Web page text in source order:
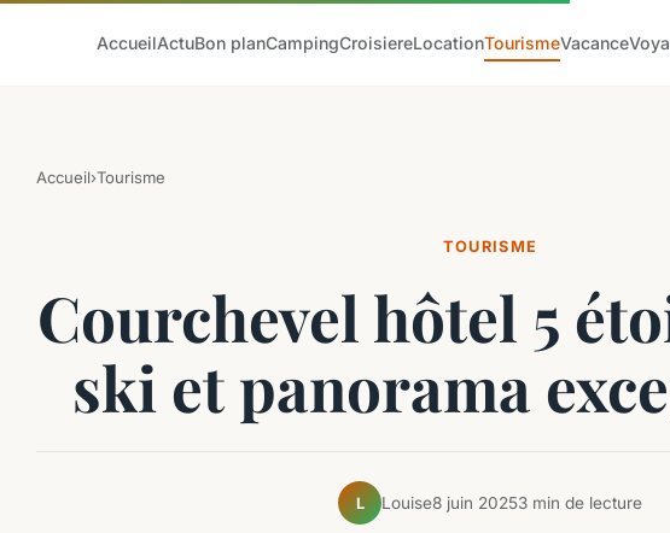
AccueilActuBon planCampingCroisiereLocationTourismeVacance
Accueil›Tourisme
TOURISME
Courchevel hôtel 5
ski et panorama
L Louise8 juin 20253 min de lecture